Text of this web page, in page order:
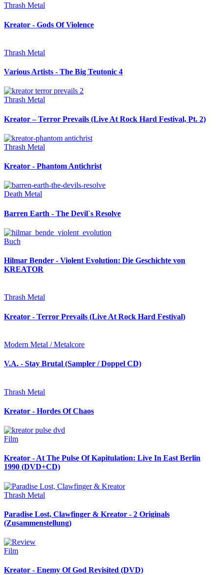
Thrash Metal
Kreator - Gods Of Violence
Thrash Metal
Various Artists - The Big Teutonic 4
Thrash Metal
Kreator – Terror Prevails (Live At Rock Hard Festival, Pt. 2)
Thrash Metal
Kreator - Phantom Antichrist
Death Metal
Barren Earth - The Devil`s Resolve
Buch
Hilmar Bender - Violent Evolution: Die Geschichte von
KREATOR
Thrash Metal
Kreator - Terror Prevails (Live At Rock Hard Festival)
Modern Metal / Metalcore
V.A. - Stay Brutal (Sampler / Doppel CD)
Thrash Metal
Kreator - Hordes Of Chaos
Film
Kreator - At The Pulse Of Kapitulation: Live In East Berlin
1990 (DVD+CD)
Thrash Metal
Paradise Lost, Clawfinger & Kreator - 2 Originals
(Zusammenstellung)
Film
Kreator - Enemy Of God Revisited (DVD)